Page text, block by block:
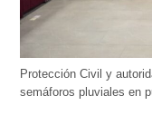
Protección Civil y
semáforos pluviales en